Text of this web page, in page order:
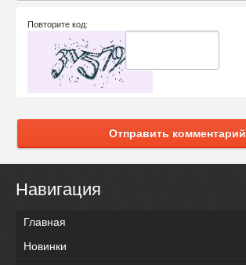
Повторите код:
Отправить комментарий
Навигация
Главная
Новинки